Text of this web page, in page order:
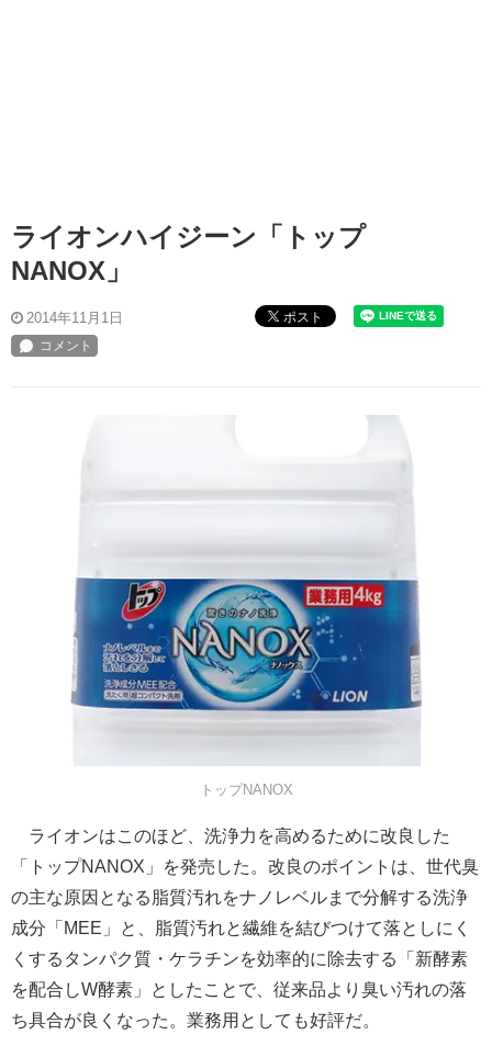
ライオンハイジーン「トップ
NANOX」
2014年11月1日 ポスト
トップNANOX
ライオンはこのほど、洗浄力を高めるために改良した
「トップNANOX」を発売した。改良のポイントは、世代臭
の主な原因となる脂質汚れをナノレベルまで分解する洗浄
成分「MEE」と、脂質汚れと繊維を結びつけて落としにく
くするタンパク質・ケラチンを効率的に除去する「新酵素
を配合しW酵素」としたことで、従来品より臭い汚れの落
ち具合が良くなった。業務用としても好評だ。